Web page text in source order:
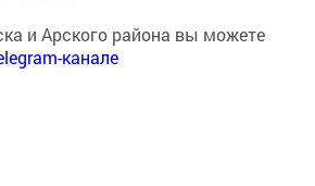
и Арского района вы можете
канале